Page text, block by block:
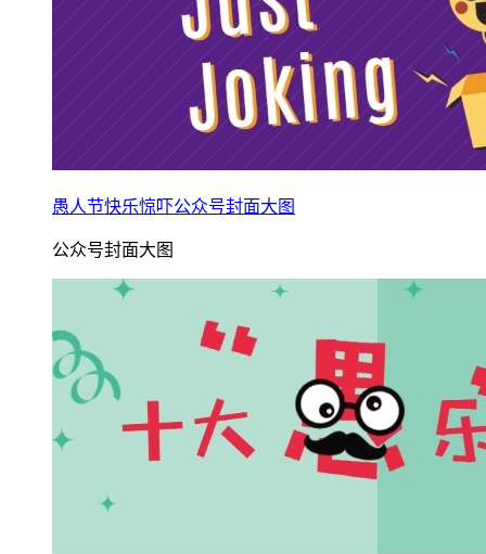
愚人节快乐惊吓公众号封面大图
公众号封面大图